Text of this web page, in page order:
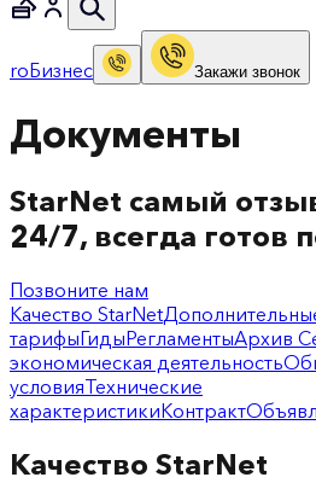
roБизнес Закажи звонок
Документы
StarNet самый
24/7, всегда готов
Позвоните нам
Качество StarNet
тарифыГидыРегламентыАрхив
экономическая деятельность
условияТехнические
характеристикиКонтракт
Качество StarNet